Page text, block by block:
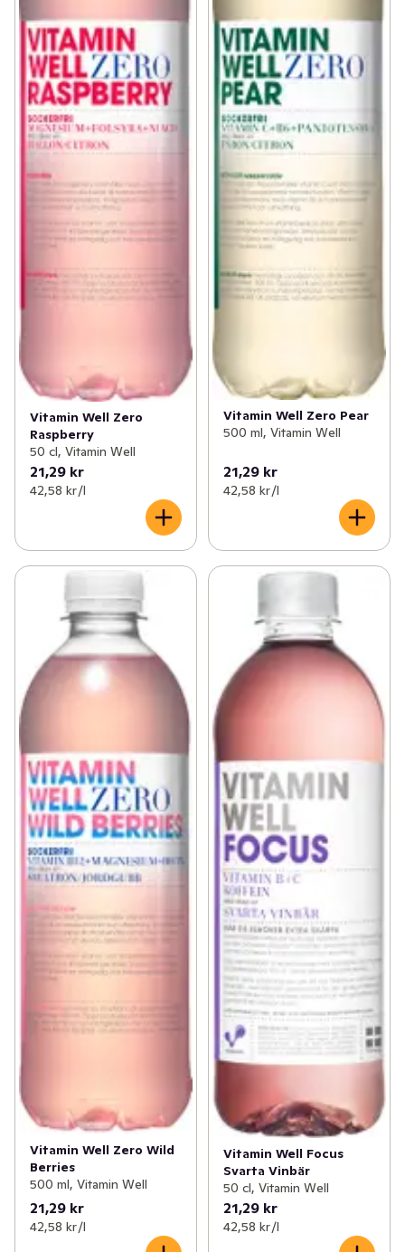
Vitamin Well Zero
Raspberry
50 cl, Vitamin Well
21,29 kr
42,58 kr /l
Vitamin Well Zero Pear
500 ml, Vitamin Well
21,29 kr
42,58 kr /l
Vitamin Well Zero Wild
Berries
500 ml, Vitamin Well
21,29 kr
42,58 kr /l
Vitamin Well Focus
Svarta Vinbär
50 cl, Vitamin Well
21,29 kr
42,58 kr /l